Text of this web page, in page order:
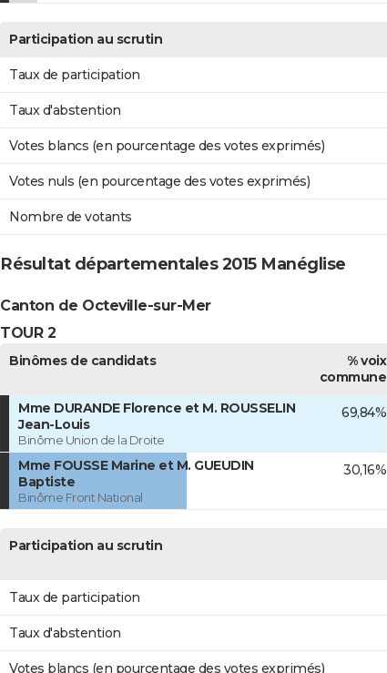
Participation au scrutin
Taux de participation
Taux d'abstention
Votes blancs (en pourcentage des votes exprimés)
Votes nuls (en pourcentage des votes exprimés)
Nombre de votants
Résultat départementales 2015 Manéglise
Canton de Octeville-sur-Mer
TOUR 2
Binômes de candidats
% voix
commune
Mme DURANDE Florence et M. ROUSSELIN
Jean-Louis
Binôme Union de la Droite
69,84%
Mme FOUSSE Marine et M. GUEUDIN
Baptiste
Binôme Front National
30,16%
Participation au scrutin
Taux de participation
Taux d'abstention
Votes blancs (en pourcentage des votes exprimés)